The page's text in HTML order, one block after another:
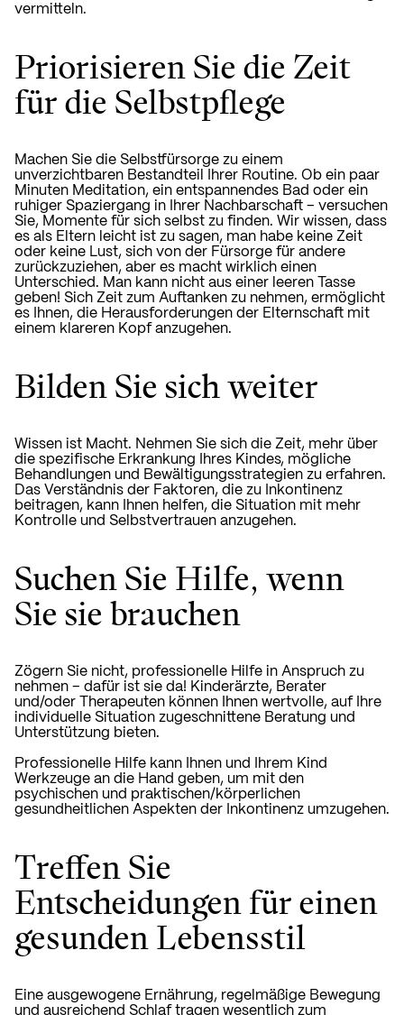
vermitteln.
Priorisieren Sie die Zeit
für die Selbstpflege
Machen Sie die Selbstfürsorge zu einem
unverzichtbaren Bestandteil Ihrer Routine. Ob ein paar
Minuten Meditation, ein entspannendes Bad oder ein
ruhiger Spaziergang in Ihrer Nachbarschaft – versuchen
Sie, Momente für sich selbst zu finden. Wir wissen, dass
es als Eltern leicht ist zu sagen, man habe keine Zeit
oder keine Lust, sich von der Fürsorge für andere
zurückzuziehen, aber es macht wirklich einen
Unterschied. Man kann nicht aus einer leeren Tasse
geben! Sich Zeit zum Auftanken zu nehmen, ermöglicht
es Ihnen, die Herausforderungen der Elternschaft mit
einem klareren Kopf anzugehen.
Bilden Sie sich weiter
Wissen ist Macht. Nehmen Sie sich die Zeit, mehr über
die spezifische Erkrankung Ihres Kindes, mögliche
Behandlungen und Bewältigungsstrategien zu erfahren.
Das Verständnis der Faktoren, die zu Inkontinenz
beitragen, kann Ihnen helfen, die Situation mit mehr
Kontrolle und Selbstvertrauen anzugehen.
Suchen Sie Hilfe, wenn
Sie sie brauchen
Zögern Sie nicht, professionelle Hilfe in Anspruch zu
nehmen – dafür ist sie da! Kinderärzte, Berater
und/oder Therapeuten können Ihnen wertvolle, auf Ihre
individuelle Situation zugeschnittene Beratung und
Unterstützung bieten.
Professionelle Hilfe kann Ihnen und Ihrem Kind
Werkzeuge an die Hand geben, um mit den
psychischen und praktischen/körperlichen
gesundheitlichen Aspekten der Inkontinenz umzugehen.
Treffen Sie
Entscheidungen für einen
gesunden Lebensstil
Eine ausgewogene Ernährung, regelmäßige Bewegung
und ausreichend Schlaf tragen wesentlich zum